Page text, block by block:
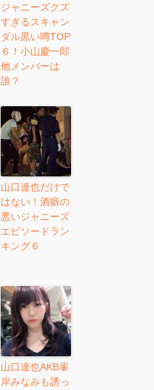
ジャニーズクズ
すぎるスキャン
ダル黒い噂TOP
６！小山慶一郎
他メンバーは
誰？
山口達也だけで
はない！酒癖の
悪いジャニーズ
エピソードラン
キング６
山口達也AKB峯
岸みなみも誘っ